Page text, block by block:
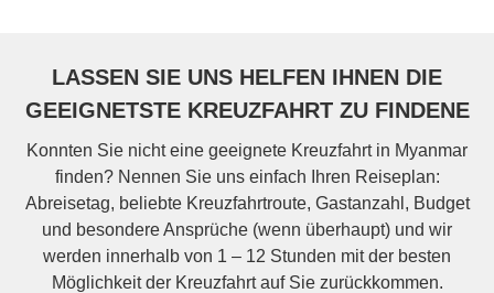
LASSEN SIE UNS HELFEN IHNEN DIE
GEEIGNETSTE KREUZFAHRT ZU FINDENE
Konnten Sie nicht eine geeignete Kreuzfahrt in Myanmar
finden? Nennen Sie uns einfach Ihren Reiseplan:
Abreisetag, beliebte Kreuzfahrtroute, Gastanzahl, Budget
und besondere Ansprüche (wenn überhaupt) und wir
werden innerhalb von 1 – 12 Stunden mit der besten
Möglichkeit der Kreuzfahrt auf Sie zurückkommen.